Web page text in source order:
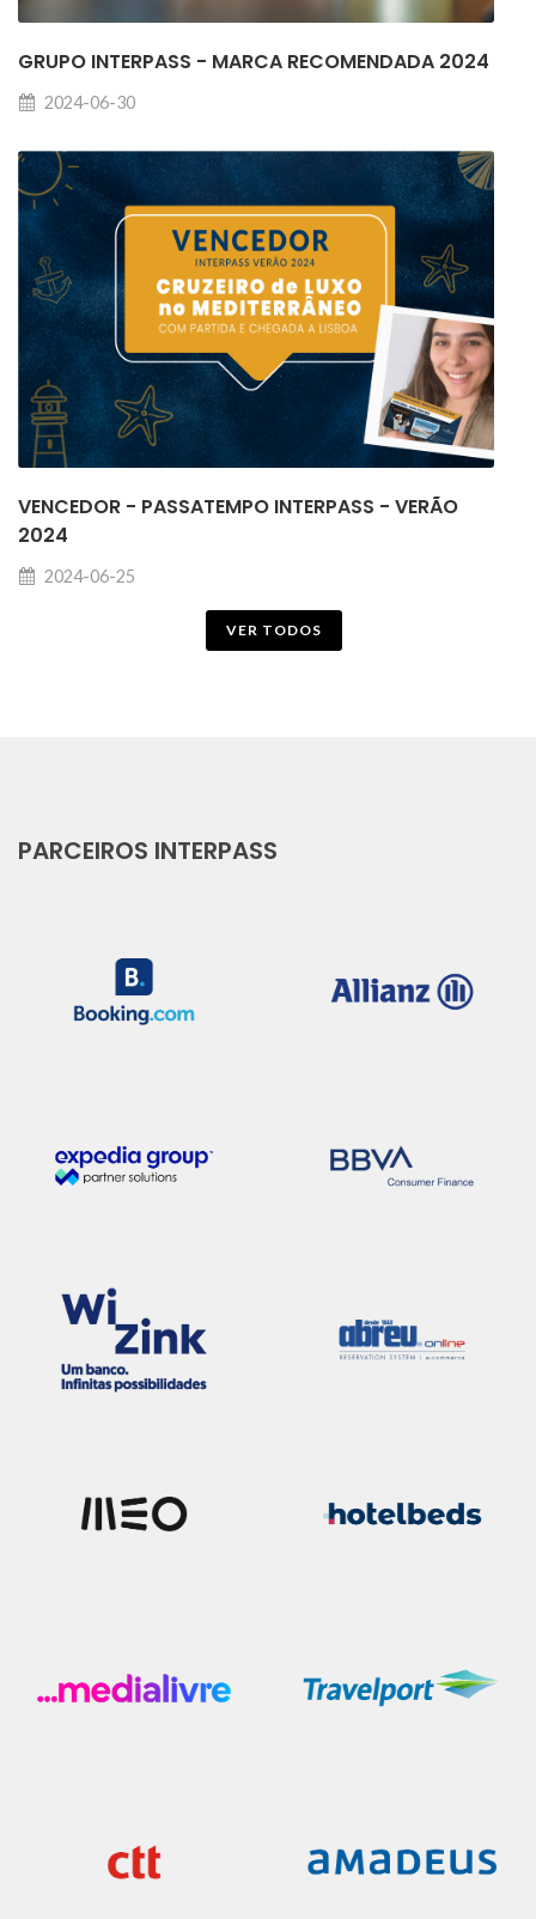
GRUPO INTERPASS - MARCA RECOMENDADA 2024
2024-06-30
VENCEDOR - PASSATEMPO INTERPASS - VERÃO
2024
2024-06-25
VER TODOS
PARCEIROS INTERPASS